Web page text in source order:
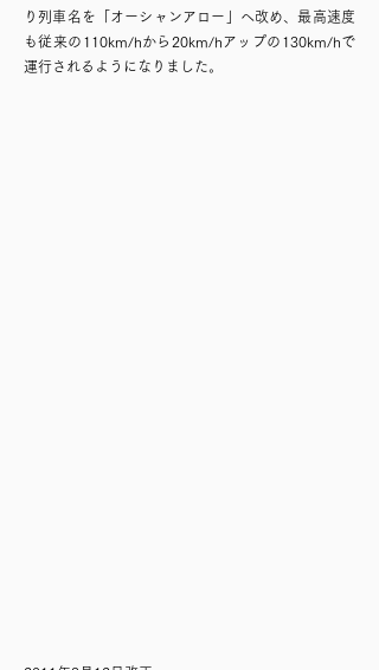
り列車名を「オーシャンアロー」へ改め、最高速度
も従来の110km/hから20km/hアップの130km/hで
運行されるようになりました。